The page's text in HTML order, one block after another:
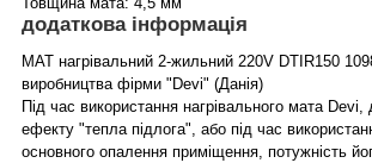
додаткова інформація
МАТ нагрівальний 2-жильний 220V DTIR150
виробництва фірми "Devi" (Данія)
Під час використання нагрівального мата
ефекту "тепла підлога", або під час
основного опалення приміщення, потужність